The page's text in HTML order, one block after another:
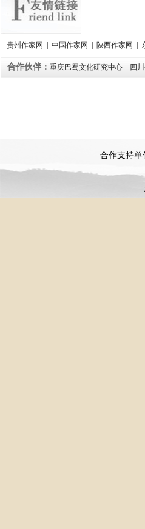
贵州作家网 | 中国作家网 | 陕西作家网 |
合作伙伴： 重庆巴蜀文化研究中心 四
合作支持